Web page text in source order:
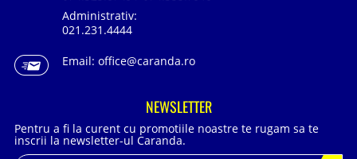
Administrativ:
021.231.4444
Email: office@caranda.ro
NEWSLETTER
Pentru a fi la curent cu promotiile noastre te rugam sa te
inscrii la newsletter-ul Caranda.